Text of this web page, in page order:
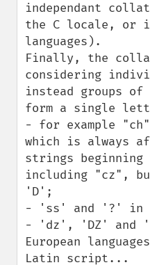
independant
the C locale, or
languages).
Finally, the
considering
instead groups
form a single
- for example
which is always
strings
including "cz",
'D';
- 'ss' and '?' in
- 'dz', 'DZ' and
European
Latin script...